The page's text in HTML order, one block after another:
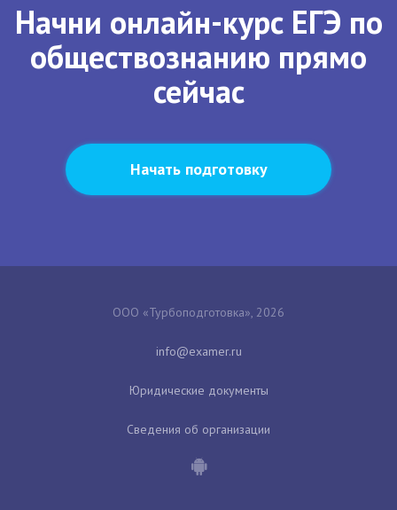
Начни онлайн-курс ЕГЭ по
обществознанию прямо
сейчас
Начать подготовку
ООО «Турбоподготовка», 2026
Юридические документы
Сведения об организации